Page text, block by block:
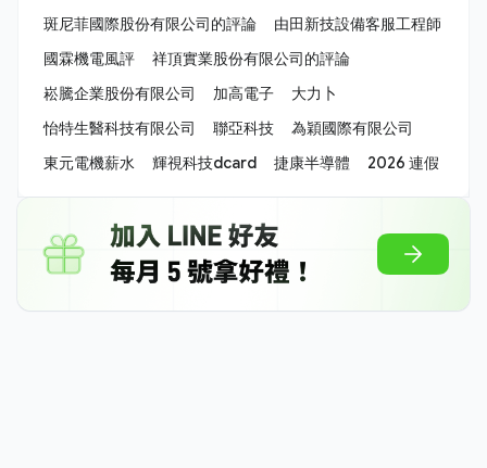
斑尼菲國際股份有限公司的評論
由田新技設備客服工程師
國霖機電風評
祥頂實業股份有限公司的評論
崧騰企業股份有限公司
加高電子
大力卜
怡特生醫科技有限公司
聯亞科技
為穎國際有限公司
東元電機薪水
輝視科技dcard 捷康半導體 2026 連假